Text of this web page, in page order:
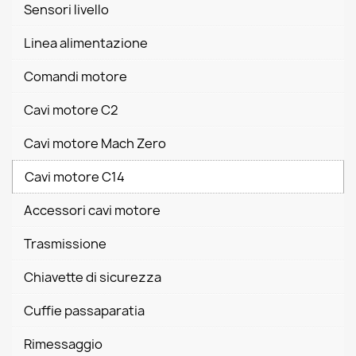
Sensori livello
Linea alimentazione
Comandi motore
Cavi motore C2
Cavi motore Mach Zero
Cavi motore C14
Accessori cavi motore
Trasmissione
Chiavette di sicurezza
Cuffie passaparatia
Rimessaggio